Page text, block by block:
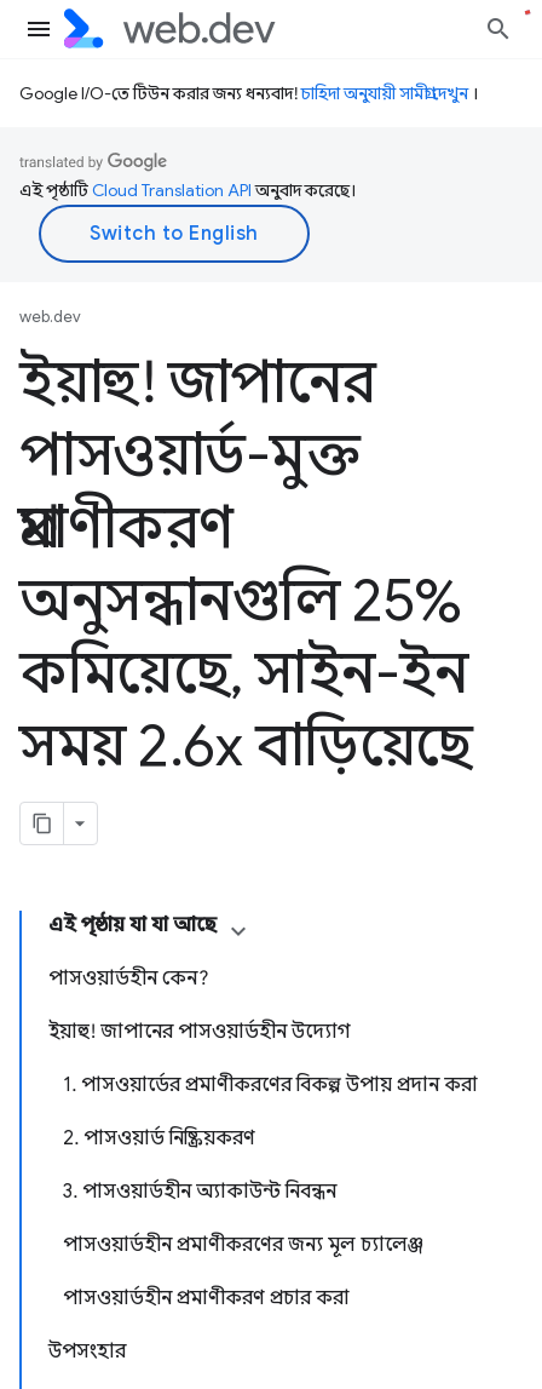
Google I/O-তে টিউন করার জন্য ধন্যবাদ!চাহিদা অনুযায়ী সামগ্রী দেখুন।
এই পৃষ্ঠাটিCloud Translation APIঅনুবাদ করেছে।
web.dev
ইয়াহু! জাপানের
পাসওয়ার্ড-মুক্ত
প্রমাণীকরণ
অনুসন্ধানগুলি 25%
কমিয়েছে,সাইন-ইন
সময় 2.6x বাড়িয়েছে
এই পৃষ্ঠায় যা যা আছে
পাসওয়ার্ডহীন কেন?
ইয়াহু! জাপানের পাসওয়ার্ডহীন উদ্যোগ
1. পাসওয়ার্ডের প্রমাণীকরণের বিকল্প উপায় প্রদান করা
2. পাসওয়ার্ড নিষ্ক্রিয়করণ
3. পাসওয়ার্ডহীন অ্যাকাউন্ট নিবন্ধন
পাসওয়ার্ডহীন প্রমাণীকরণের জন্য মূল চ্যালেঞ্জ
পাসওয়ার্ডহীন প্রমাণীকরণ প্রচার করা
উপসংহার